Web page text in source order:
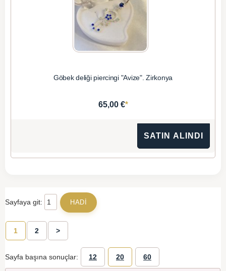
Göbek deliği piercingi "Avize". Zirkonya
65,00 €*
SATIN ALINDI
Sayfaya git:
1 2 >
Sayfa başına sonuçlar: 12 20 60